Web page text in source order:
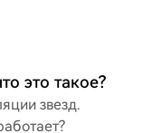
это такое?
звезд.